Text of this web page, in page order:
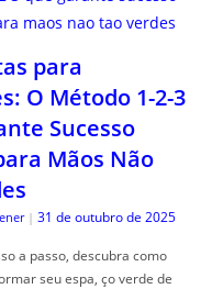
para
O Método 1-2-3
Sucesso
Mãos Não
| 31 de outubro de 2025
a passo, descubra como
seu espa, ço verde de